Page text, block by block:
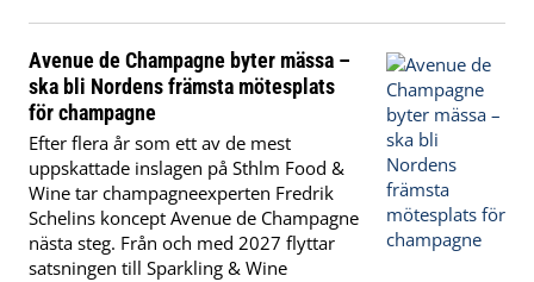
Avenue de Champagne byter mässa –
ska bli Nordens främsta mötesplats
för champagne
Efter flera år som ett av de mest
uppskattade inslagen på Sthlm Food &
Wine tar champagneexperten Fredrik
Schelins koncept Avenue de Champagne
nästa steg. Från och med 2027 flyttar
satsningen till Sparkling & Wine